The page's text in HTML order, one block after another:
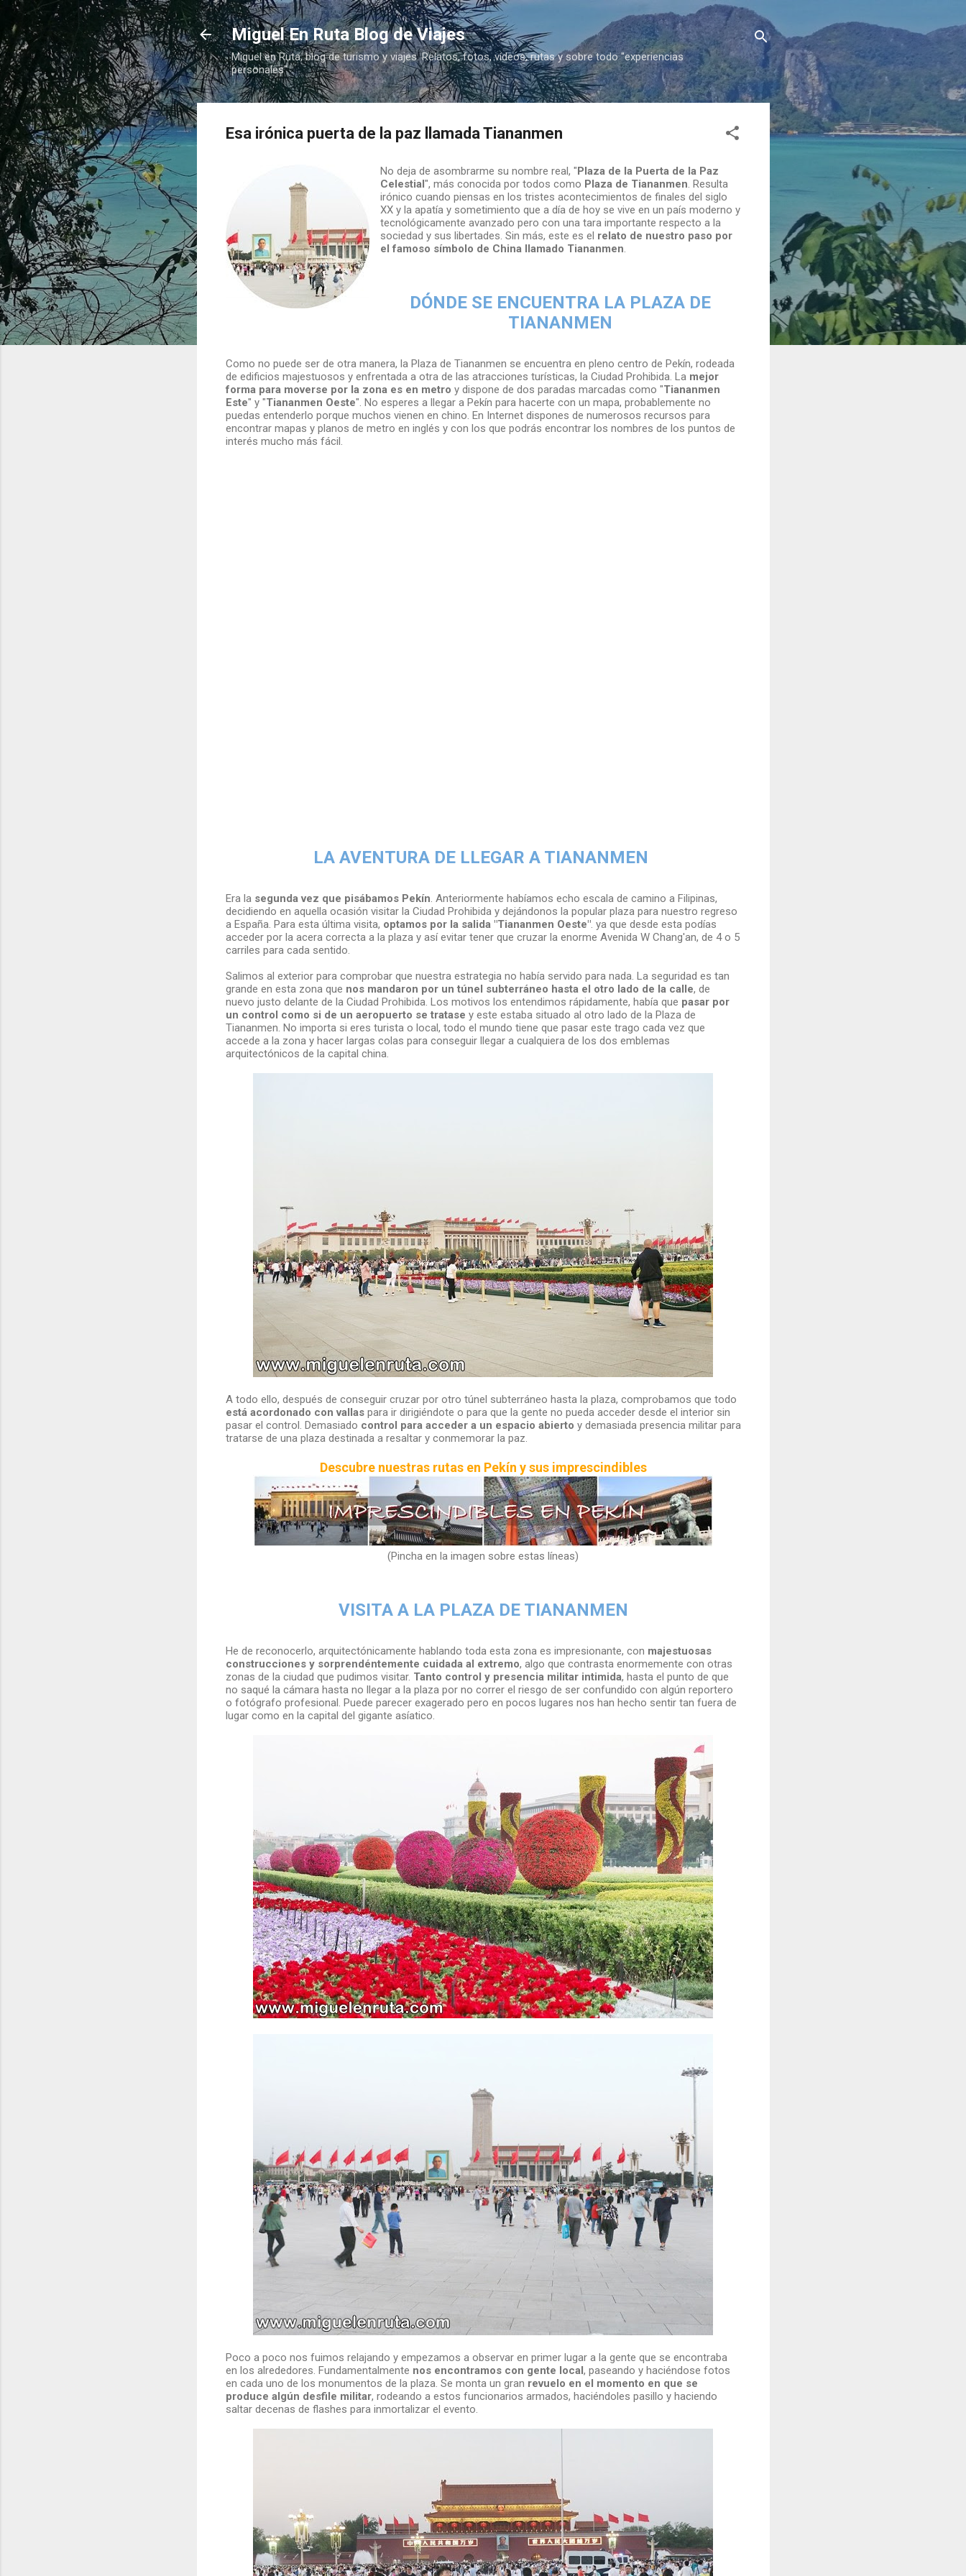
Ir al contenido principal
Miguel En Ruta Blog de Viajes
Miguel en Ruta, blog de turismo y viajes. Relatos, fotos, vídeos, rutas y sobre todo "experiencias
personales"
Esa irónica puerta de la paz llamada Tiananmen
No deja de asombrarme su nombre real, "Plaza de la Puerta de la Paz
Celestial", más conocida por todos como Plaza de Tiananmen . Resulta
irónico cuando piensas en los tristes acontecimientos de finales del siglo
XX y la apatía y sometimiento que a día de hoy se vive en un país moderno y
tecnológicamente avanzado pero con una tara importante respecto a la
sociedad y sus libertades. Sin más, este es el relato de nuestro paso por
el famoso símbolo de China llamado Tiananmen
DÓNDE SE ENCUENTRA LA PLAZA DE
TIANANMEN
Como no puede ser de otra manera, la Plaza de Tiananmen se encuentra en pleno centro de Pekín, rodeada
de edificios majestuosos y enfrentada a otra de las atracciones turísticas, la Ciudad Prohibida. La mejor
forma para moverse por la zona es en metro y dispone de dos paradas marcadas como "Tiananmen
Este" y "Tiananmen Oeste". No esperes a llegar a Pekín para hacerte con un mapa, probablemente no
puedas entenderlo porque muchos vienen en chino. En Internet dispones de numerosos recursos para
encontrar mapas y planos de metro en inglés y con los que podrás encontrar los nombres de los puntos de
interés mucho más fácil.
LA AVENTURA DE LLEGAR A TIANANMEN
Era la segunda vez que pisábamos Pekín . Anteriormente habíamos echo escala de camino a Filipinas,
decidiendo en aquella ocasión visitar la Ciudad Prohibida y dejándonos la popular plaza para nuestro regreso
a España. Para esta última visita, optamos por la salida "Tiananmen Oeste". ya que desde esta podías
acceder por la acera correcta a la plaza y así evitar tener que cruzar la enorme Avenida W Chang'an, de 4 o 5
carriles para cada sentido.
Salimos al exterior para comprobar que nuestra estrategia no había servido para nada. La seguridad es tan
grande en esta zona que nos mandaron por un túnel subterráneo hasta el otro lado de la calle, de
nuevo justo delante de la Ciudad Prohibida. Los motivos los entendimos rápidamente, había que pasar por
un control como si de un aeropuerto se tratase y este estaba situado al otro lado de la Plaza de
Tiananmen. No importa si eres turista o local, todo el mundo tiene que pasar este trago cada vez que
accede a la zona y hacer largas colas para conseguir llegar a cualquiera de los dos emblemas
arquitectónicos de la capital china.
A todo ello, después de conseguir cruzar por otro túnel subterráneo hasta la plaza, comprobamos que todo
está acordonado con vallaspara ir dirigiéndote o para que la gente no pueda acceder desde el interior sin
pasar el control. Demasiado control para acceder a un espacio abierto y demasiada presencia militar para
tratarse de una plaza destinada a resaltar y conmemorar la paz.
Descubre nuestras rutas en Pekín y sus imprescindibles
(Pincha en la imagen sobre estas líneas)
VISITA A LA PLAZA DE TIANANMEN
He de reconocerlo, arquitectónicamente hablando toda esta zona es impresionante, con majestuosas
construcciones y sorprendéntemente cuidada al extremo, algo que contrasta enormemente con otras
zonas de la ciudad que pudimos visitar. Tanto control y presencia militar intimida, hasta el punto de que
no saqué la cámara hasta no llegar a la plaza por no correr el riesgo de ser confundido con algún reportero
o fotógrafo profesional. Puede parecer exagerado pero en pocos lugares nos han hecho sentir tan fuera de
lugar como en la capital del gigante asíatico.
Poco a poco nos fuimos relajando y empezamos a observar en primer lugar a la gente que se encontraba
en los alrededores. Fundamentalmente nos encontramos con gente local, paseando y haciéndose fotos
en cada uno de los monumentos de la plaza. Se monta un gran revuelo en el momento en que se
produce algún desfile militar, rodeando a estos funcionarios armados, haciéndoles pasillo y haciendo
saltar decenas de flashes para inmortalizar el evento.